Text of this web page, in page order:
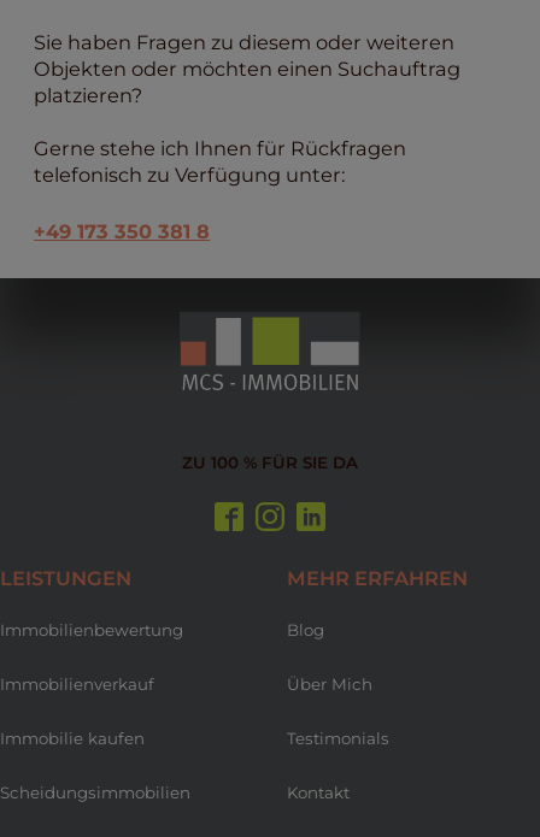
Sie haben Fragen zu diesem oder weiteren
Objekten oder möchten einen Suchauftrag
platzieren?
Gerne stehe ich Ihnen für Rückfragen
telefonisch zu Verfügung unter:
+49 173 350 381 8
ZU 100 % FÜR SIE DA
LEISTUNGEN
Immobilienbewertung
Immobilienverkauf
Immobilie kaufen
Scheidungsimmobilien
MEHR ERFAHREN
Blog
Über Mich
Testimonials
Kontakt